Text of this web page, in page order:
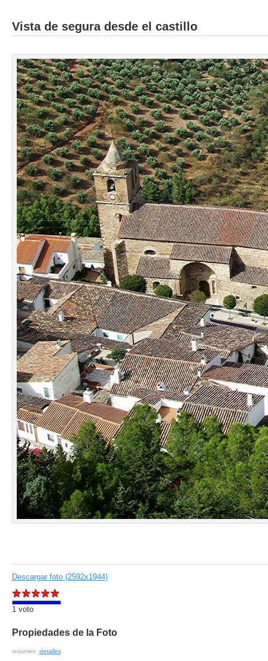
Vista de segura desde el castillo
Descargar foto (2592x1944)
1 voto
Propiedades de la Foto
resumen detalles